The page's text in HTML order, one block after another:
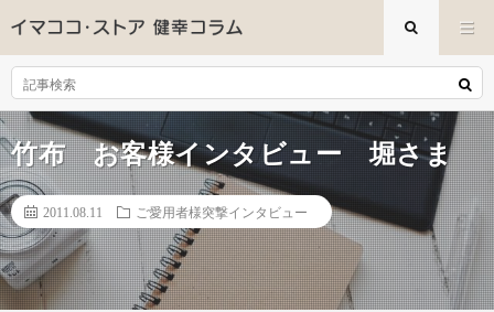
竹布 お客様インタビュー 堀さま
2011.08.11 ご愛用者様突撃インタビュー